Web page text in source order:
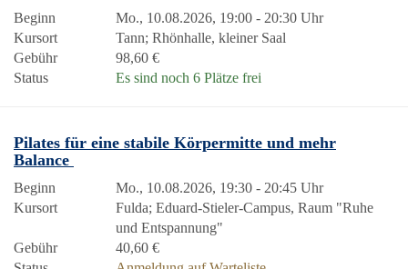
Beginn
Mo., 10.08.2026, 19:00 - 20:30 Uhr
Kursort
Tann; Rhönhalle, kleiner Saal
Gebühr
98,60 €
Status
Es sind noch 6 Plätze frei
Pilates für eine stabile Körpermitte und mehr
Balance
Beginn
Mo., 10.08.2026, 19:30 - 20:45 Uhr
Kursort
Fulda; Eduard-Stieler-Campus, Raum "Ruhe
und Entspannung"
Gebühr
40,60 €